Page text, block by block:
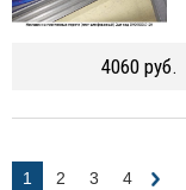
4060 руб.
1 2 3 4